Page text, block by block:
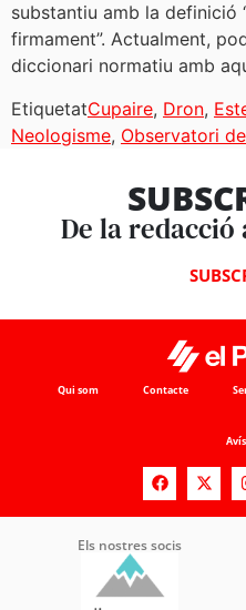
substantiu amb la definició
firmament”. Actualment,
diccionari normatiu amb
EtiquetatCupaire, Dron,
Neologisme, Observatori
De la
Qui som Contacte
Els nostres socis